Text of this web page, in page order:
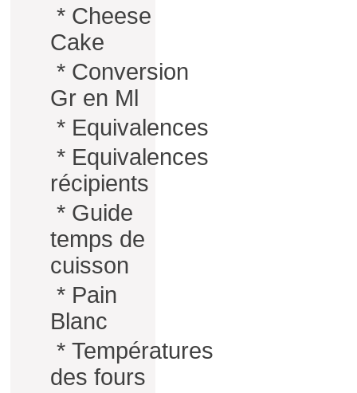
* Cheese
Cake
* Conversion
Gr en Ml
* Equivalences
* Equivalences
récipients
* Guide
temps de
cuisson
* Pain
Blanc
* Températures
des fours